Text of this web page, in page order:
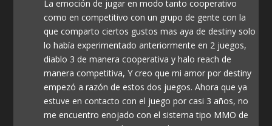
La emoción de jugar en modo tanto cooperativo
como en competitivo con un grupo de gente con la
que comparto ciertos gustos mas aya de destiny solo
lo había experimentado anteriormente en 2 juegos,
diablo 3 de manera cooperativa y halo reach de
manera competitiva, Y creo que mi amor por destiny
empezó a razón de estos dos juegos. Ahora que ya
estuve en contacto con el juego por casi 3 años, no
me encuentro enojado con el sistema tipo MMO de